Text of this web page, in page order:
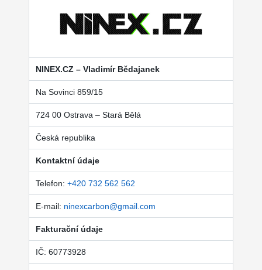
NINEX.CZ – Vladimír Bědajanek
Na Sovinci 859/15
724 00 Ostrava – Stará Bělá
Česká republika
Kontaktní údaje
Telefon: +420 732 562 562
E-mail: ninexcarbon@gmail.com
Fakturační údaje
IČ: 60773928